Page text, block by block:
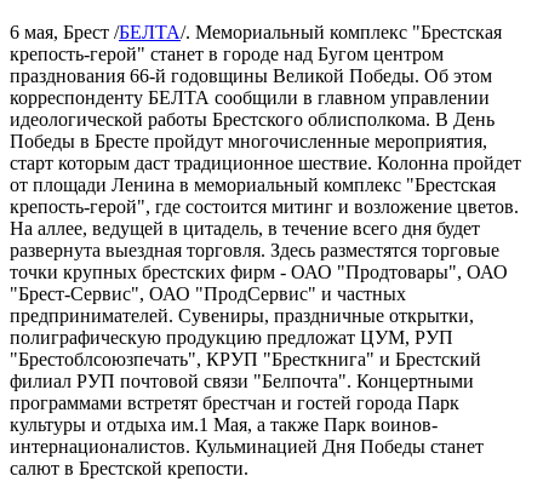
6 мая, Брест /БЕЛТА/. Мемориальный комплекс "Брестская
крепость-герой" станет в городе над Бугом центром
празднования 66-й годовщины Великой Победы. Об этом
корреспонденту БЕЛТА сообщили в главном управлении
идеологической работы Брестского облисполкома. В День
Победы в Бресте пройдут многочисленные мероприятия,
старт которым даст традиционное шествие. Колонна пройдет
от площади Ленина в мемориальный комплекс "Брестская
крепость-герой", где состоится митинг и возложение цветов.
На аллее, ведущей в цитадель, в течение всего дня будет
развернута выездная торговля. Здесь разместятся торговые
точки крупных брестских фирм - ОАО "Продтовары", ОАО
"Брест-Сервис", ОАО "ПродСервис" и частных
предпринимателей. Сувениры, праздничные открытки,
полиграфическую продукцию предложат ЦУМ, РУП
"Брестоблсоюзпечать", КРУП "Бресткнига" и Брестский
филиал РУП почтовой связи "Белпочта". Концертными
программами встретят брестчан и гостей города Парк
культуры и отдыха им.1 Мая, а также Парк воинов-
интернационалистов. Кульминацией Дня Победы станет
салют в Брестской крепости.